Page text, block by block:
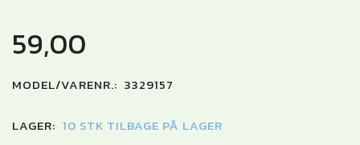
59,00
MODEL/VARENR.: 3329157
LAGER: 10 STK TILBAGE PÅ LAGER